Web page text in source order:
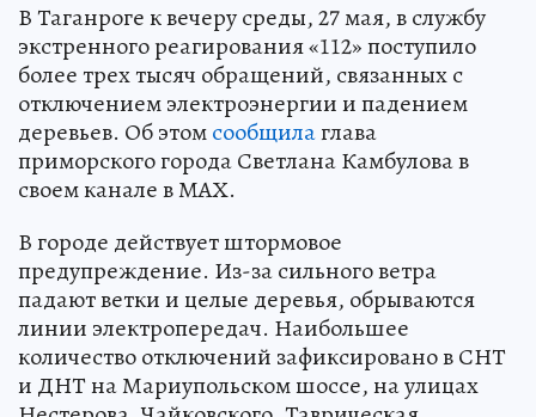
В Таганроге к вечеру среды, 27 мая, в службу
экстренного реагирования «112» поступило
более трех тысяч обращений, связанных с
отключением электроэнергии и падением
деревьев. Об этомсообщилаглава
приморского города Светлана Камбулова в
своем канале в МАХ.
В городе действует штормовое
предупреждение. Из-за сильного ветра
падают ветки и целые деревья, обрываются
линии электропередач. Наибольшее
количество отключений зафиксировано в СНТ
и ДНТ на Мариупольском шоссе, на улицах